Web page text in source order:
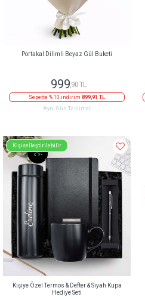
Portakal Dilimli Beyaz Gül Buketi
999,90 TL
Sepette % 10 indirim 899,91 TL
Aynı Gün Teslimat
Kişiselleştirilebilir
Kişiye Özel Termos & Defter & Siyah Kupa
Hediye Seti